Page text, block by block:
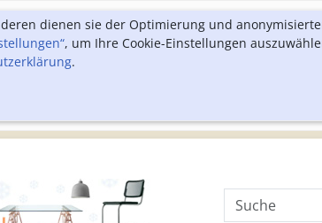
dienen sie der Optimierung und
, um Ihre Cookie-Einstellungen
.
Produktsuche